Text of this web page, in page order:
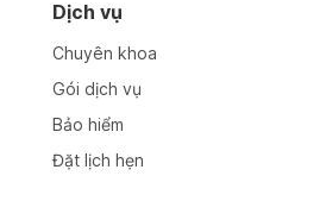
Dịch vụ
Chuyên khoa
Gói dịch vụ
Bảo hiểm
Đặt lịch hẹn